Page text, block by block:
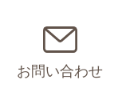
お問い合わせ